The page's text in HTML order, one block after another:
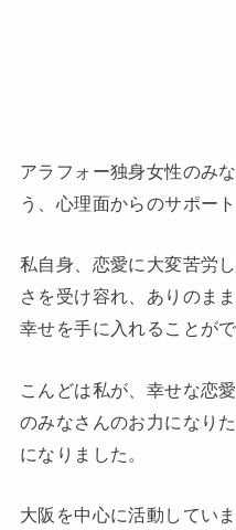
アラフォー独身女性のみ
う、心理面からのサポー
私自身、恋愛に大変苦労
さを受け容れ、ありのま
幸せを手に入れることがで
こんどは私が、幸せな恋
のみなさんのお力になり
になりました。
大阪を中心に活動してい